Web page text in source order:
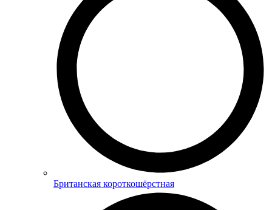
Британская короткошёрстная